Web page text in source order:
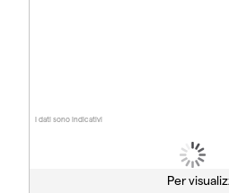
I dati sono indicativi
Per